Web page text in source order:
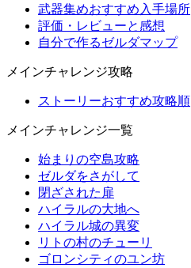
武器集めおすすめ入手場所
評価・レビューと感想
自分で作るゼルダマップ
メインチャレンジ攻略
ストーリーおすすめ攻略順
メインチャレンジ一覧
始まりの空島攻略
ゼルダをさがして
閉ざされた扉
ハイラルの大地へ
ハイラル城の異変
リトの村のチューリ
ゴロンシティのユン坊